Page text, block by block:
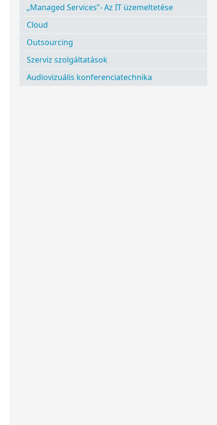
„Managed Services”- Az IT üzemeltetése
Cloud
Outsourcing
Szerviz szolgáltatások
Audiovizuális konferenciatechnika